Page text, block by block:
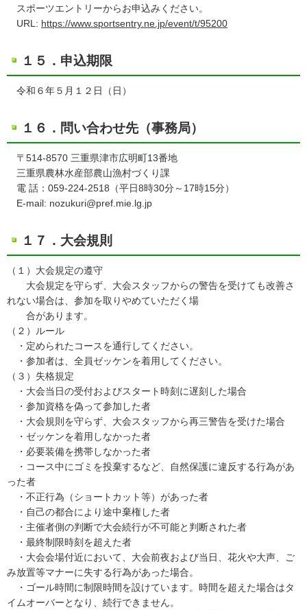
スポーツエントリーからお申込みください。
URL: https://www.sportsentry.ne.jp/event/t/95200
１５．申込期限
令和６年５月１２日（日）
１６．問い合わせ先（事務局）
〒514-8570 三重県津市広明町13番地
三重県農林水産部農山漁村づくり課
電 話：059-224-2518（平日8時30分～17時15分）
E-mail: nozukuri@pref.mie.lg.jp
１７．大会規則
（１）大会規定の遵守
大会規定を守らず、大会スタッフからの警告を受けても改善さ
れない場合は、参加を取りやめていただく場
合があります。
（２）ルール
・定められたコースを通行してください。
・参加者は、全員ゼッケンを着用してください。
（３）失格規定
・大会当日の受付およびスタート時刻に遅刻した場合
・参加資格を偽って参加した者
・大会規則を守らず、大会スタッフから再三警告を受けた場合
・ゼッケンを着用しなかった者
・必要装備を携帯しなかった者
・コース中にゴミを投棄するなど、自然保護に違反する行為があ
った者
・不正行為（ショートカット等）があった者
・自己の都合により途中棄権した者
・主催者側の判断で大会続行が不可能と判断された者
・最終制限時刻を超えた者
・大会会場付近において、大会前夜および当日、花火や大声、ご
み放置等マナーに失する行為があった場合。
・ゴール時間に制限時間を設けています。時間を超えた場合はタ
イムオーバーとなり、続行できません。